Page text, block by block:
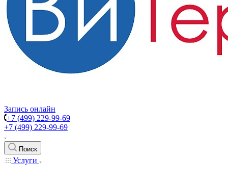
Запись онлайн
+7 (499) 229-99-69
+7 (499) 229-99-69
Поиск
Услуги